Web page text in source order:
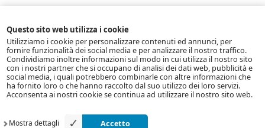
P.Iva 01824930356
Home
Cookies Eu Law
Made with
Questo sito web utilizza i cookie
Utilizziamo i cookie per personalizzare contenuti ed annunci, per
fornire funzionalità dei social media e per analizzare il nostro traffico.
Condividiamo inoltre informazioni sul modo in cui utilizza il nostro sito
con i nostri partner che si occupano di analisi dei dati web, pubblicità e
social media, i quali potrebbero combinarle con altre informazioni che
ha fornito loro o che hanno raccolto dal suo utilizzo dei loro servizi.
Acconsenta ai nostri cookie se continua ad utilizzare il nostro sito web.
Accetto
Mostra dettagli